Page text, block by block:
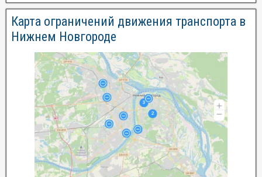
Карта ограничений движения транспорта в
Нижнем Новгороде